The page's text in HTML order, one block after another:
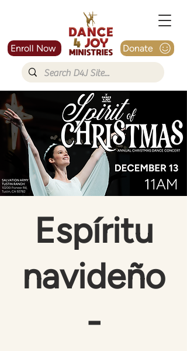
Enroll Now Donate
Espíritu
navideño
-